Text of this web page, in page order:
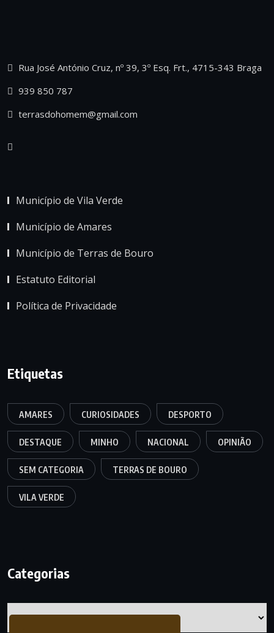
Rua José António Cruz, nº 39, 3º Esq. Frt., 4715-343 Braga
939 850 787
terrasdohomem@gmail.com
Município de Vila Verde
Município de Amares
Município de Terras de Bouro
Estatuto Editorial
Política de Privacidade
Etiquetas
AMARES CURIOSIDADES DESPORTO
DESTAQUE MINHO NACIONAL OPINIÃO
SEM CATEGORIA TERRAS DE BOURO
VILA VERDE
Categorias